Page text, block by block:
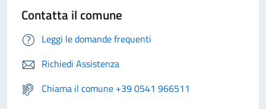
Contatta il comune
Leggi le domande frequenti
Richiedi Assistenza
Chiama il comune +39 0541 966511